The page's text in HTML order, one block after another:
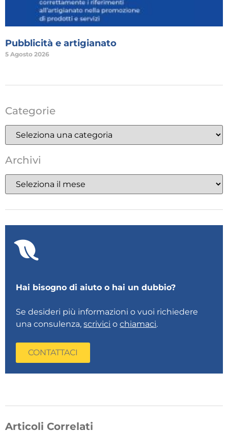
Pubblicità e artigianato
5 Agosto 2026
Categorie
Archivi
Hai bisogno di aiuto o hai un dubbio?
Se desideri più informazioni o vuoi richiedere
una consulenza,scrivici ochiamaci.
CONTATTACI
Articoli Correlati